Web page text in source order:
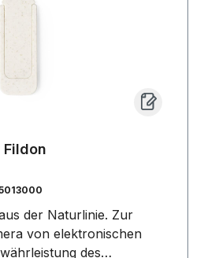
der Naturlinie. Zur
von elektronischen
des